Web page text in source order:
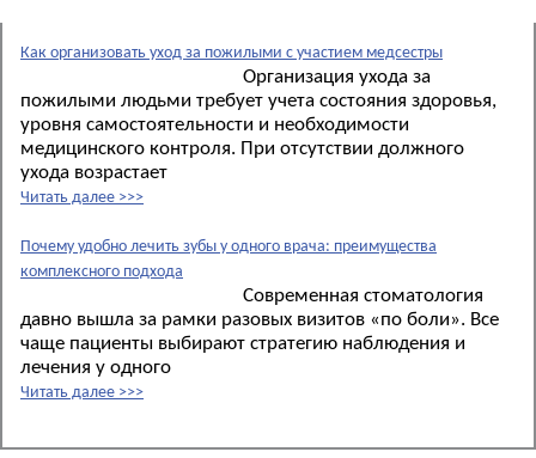
Как организовать уход за пожилыми с участием медсестры
Организация ухода за
пожилыми людьми требует учета состояния здоровья,
уровня самостоятельности и необходимости
медицинского контроля. При отсутствии должного
ухода возрастает
Читать далее >>>
Почему удобно лечить зубы у одного врача: преимущества
комплексного подхода
Современная стоматология
давно вышла за рамки разовых визитов «по боли». Все
чаще пациенты выбирают стратегию наблюдения и
лечения у одного
Читать далее >>>